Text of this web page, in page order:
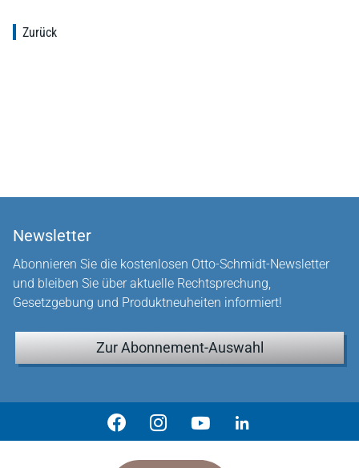
Zurück
Newsletter
Abonnieren Sie die kostenlosen Otto-Schmidt-Newsletter
und bleiben Sie über aktuelle Rechtsprechung,
Gesetzgebung und Produktneuheiten informiert!
Zur Abonnement-Auswahl